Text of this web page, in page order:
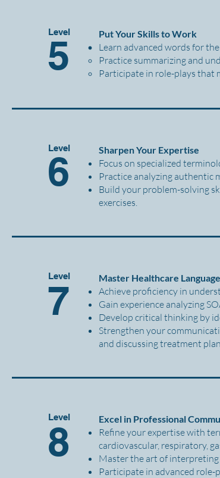
5
Level Put Your Skills to Work
Learn advanced words for
Practice summarizing and
Participate in role-plays that
6
Level Sharpen Your Expertise
Focus on specialized
Practice analyzing authentic
Build your problem-solving
exercises.
7
Level Master Healthcare Language
Achieve proficiency in
Gain experience analyzing
Develop critical thinking by
Strengthen your
and discussing treatment
8
Level Excel in Professional
Refine your expertise with
cardiovascular, respiratory,
Master the art of interpreting
Participate in advanced